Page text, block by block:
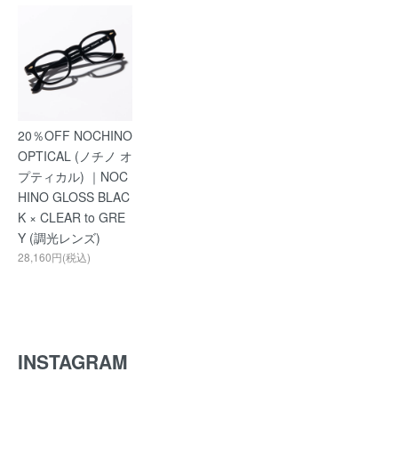
20％OFF NOCHINO
OPTICAL (ノチノ オ
プティカル) ｜NOC
HINO GLOSS BLAC
K × CLEAR to GRE
Y (調光レンズ)
28,160円(税込)
INSTAGRAM